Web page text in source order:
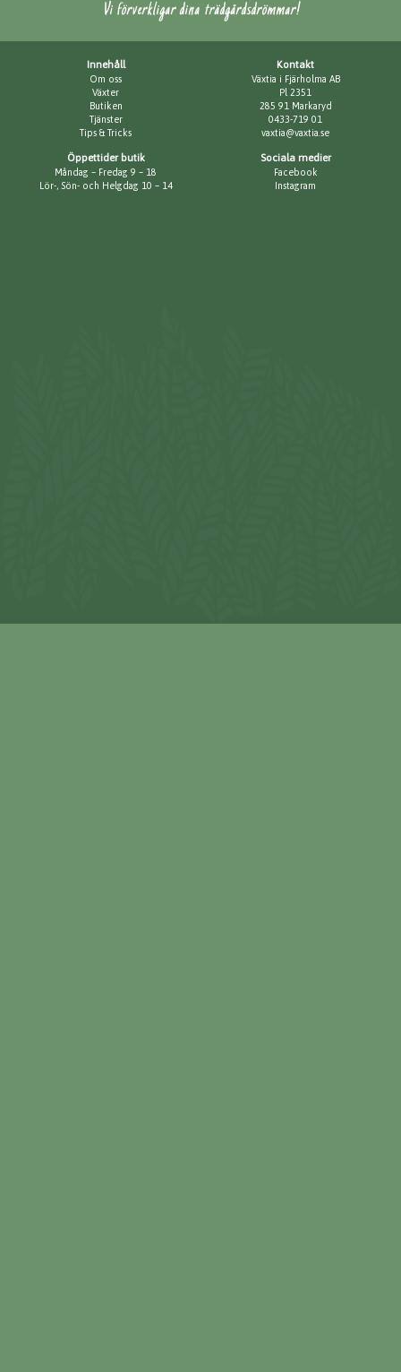
Vi förverkligar dina trädgårdsdrömmar!
Innehåll
Om oss
Växter
Butiken
Tjänster
Tips & Tricks
Kontakt
Växtia i Fjärholma AB
Pl 2351
285 91 Markaryd
0433-719 01
vaxtia@vaxtia.se
Öppettider butik
Måndag – Fredag 9 – 18
Lör-, Sön- och Helgdag 10 – 14
Sociala medier
Facebook
Instagram